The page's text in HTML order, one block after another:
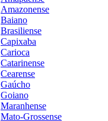
Amazonense
Baiano
Brasiliense
Capixaba
Carioca
Catarinense
Cearense
Gaúcho
Goiano
Maranhense
Mato-Grossense